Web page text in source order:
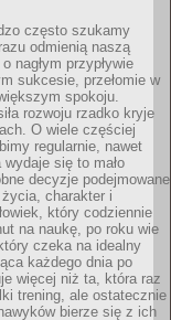
często szukamy
odmienią naszą
nagłym przypływie
sukcesie, przełomie w
spokoju.
rozwoju rzadko kryje
O wiele częściej
regularnie, nawet
się to mało
decyzje podejmowane
charakter i
który codziennie
na naukę, po roku wie
czeka na idealny
każdego dnia po
więcej niż ta, która raz
trening, ale ostatecznie
bierze się z ich